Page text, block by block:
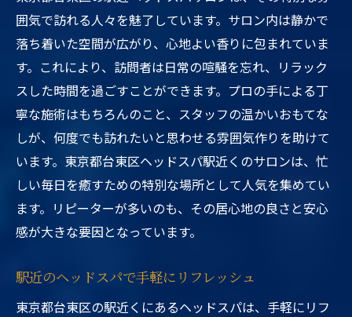
囲気で訪れる人々を魅了しています。サロン内は静かで
落ち着いた空間が広がり、心地よい香りに包まれていま
す。これにより、訪問者は日常の喧騒を忘れ、リラック
スした時間を過ごすことができます。プロの手による丁
寧な施術はもちろんのこと、スタッフの温かいおもてな
しが、何度でも訪れたいと思わせる雰囲気作りを助けて
います。東京都台東区ヘッドスパ駅近くのサロンは、忙
しい毎日を癒すための特別な場所として人気を集めてい
ます。リピーターが多いのも、その居心地の良さと安心
感が大きな要因となっています。
駅近のヘッドスパで手軽にリフレッシュ
東京都台東区の駅近くにあるヘッドスパは、手軽にリフ